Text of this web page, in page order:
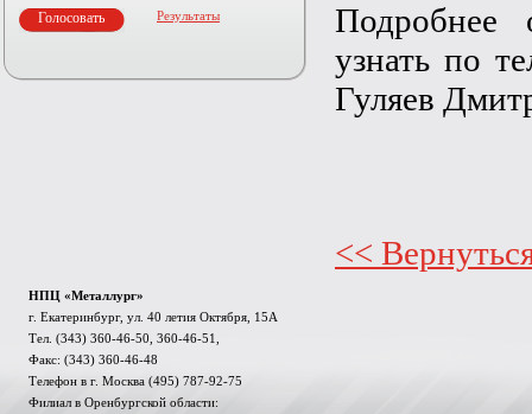
Результаты
Подробнее
узнать по
Гуляев
<<
НПЦ «Металлург»
г. Екатеринбург, ул. 40 летия Октября, 15А
Тел. (343) 360-46-50, 360-46-51,
Факс: (343) 360-46-48
Телефон в г. Москва (495) 787-92-75
Филиал в Оренбургской области: